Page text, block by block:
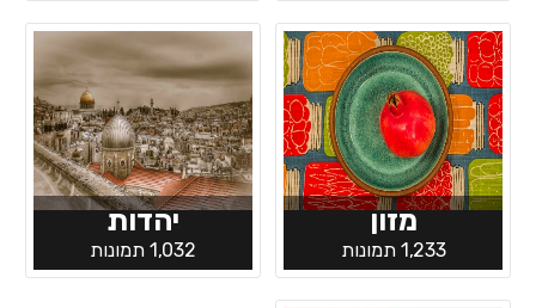
מזון
1,233 תמונות
יהדות
1,032 תמונות